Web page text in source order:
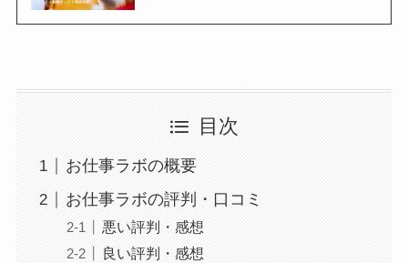
目次
お仕事ラボの概要
お仕事ラボの評判・口コミ
悪い評判・感想
良い評判・感想